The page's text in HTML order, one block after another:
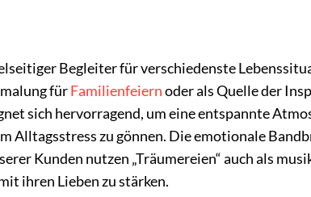
Begleiter für verschiedenste
fürFamilienfeiernoder als Quelle der
sich hervorragend, um eine entspannte
Alltagsstress zu gönnen. Die emotionale
Kunden nutzen „Träumereien“ auch als
ihren Lieben zu stärken.